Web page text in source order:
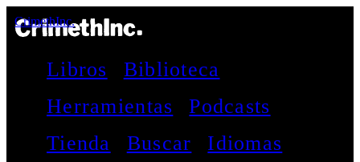
CrimethInc.
Libros
Biblioteca
Herramientas
Podcasts
Tienda
Buscar
Idiomas